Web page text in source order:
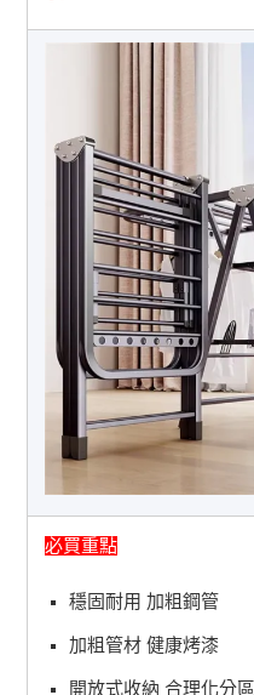
必買重點
穩固耐用 加粗鋼管
加粗管材 健康烤漆
開放式收納 合理化分區